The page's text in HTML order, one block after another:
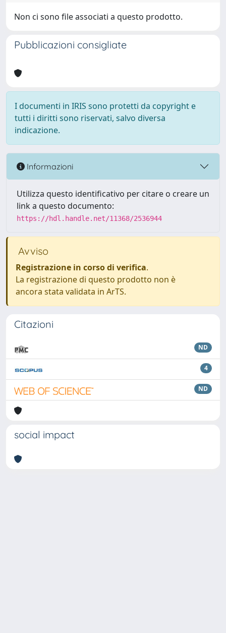
Non ci sono file associati a questo prodotto.
Pubblicazioni consigliate
I documenti in IRIS sono protetti da copyright e
tutti i diritti sono riservati, salvo diversa
indicazione.
Informazioni
Utilizza questo identificativo per citare o creare un
link a questo documento:
https://hdl.handle.net/11368/2536944
Avviso
Registrazione in corso di verifica.
La registrazione di questo prodotto non è
ancora stata validata in ArTS.
Citazioni
ND
4
ND
social impact